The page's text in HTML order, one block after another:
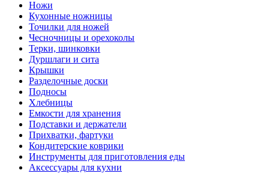
Ножи
Кухонные ножницы
Точилки для ножей
Чесночницы и орехоколы
Терки, шинковки
Дуршлаги и сита
Крышки
Разделочные доски
Подносы
Хлебницы
Емкости для хранения
Подставки и держатели
Прихватки, фартуки
Кондитерские коврики
Инструменты для приготовления еды
Аксессуары для кухни